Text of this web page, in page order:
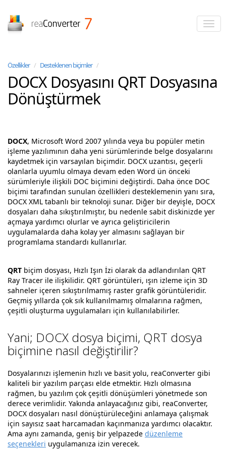
Özellikler / Desteklenen biçimler /
DOCX Dosyasını QRT Dosyasına
Dönüştürmek
DOCX, Microsoft Word 2007 yılında veya bu popüler metin
işleme yazılımının daha yeni sürümlerinde belge dosyalarını
kaydetmek için varsayılan biçimdir. DOCX uzantısı, geçerli
olanlarla uyumlu olmaya devam eden Word ün önceki
sürümleriyle ilişkili DOC biçimini değiştirdi. Daha önce DOC
biçimi tarafından sunulan özellikleri desteklemenin yanı sıra,
DOCX XML tabanlı bir teknoloji sunar. Diğer bir deyişle, DOCX
dosyaları daha sıkıştırılmıştır, bu nedenle sabit diskinizde yer
açmaya yardımcı olurlar ve ayrıca geliştiricilerin
uygulamalarda daha kolay yer almasını sağlayan bir
programlama standardı kullanırlar.
QRT biçim dosyası, Hızlı Işın İzi olarak da adlandırılan QRT
Ray Tracer ile ilişkilidir. QRT görüntüleri, ışın izleme için 3D
sahneler içeren sıkıştırılmamış raster grafik görüntüleridir.
Geçmiş yıllarda çok sık kullanılmamış olmalarına rağmen,
çeşitli oluşturma uygulamaları için kullanılabilirler.
Yani; DOCX dosya biçimi, QRT dosya
biçimine nasıl değiştirilir?
Dosyalarınızı işlemenin hızlı ve basit yolu, reaConverter gibi
kaliteli bir yazılım parçası elde etmektir. Hızlı olmasına
rağmen, bu yazılım çok çeşitli dönüşümleri yönetmede son
derece verimlidir. Yakında anlayacağınız gibi, reaConverter,
DOCX dosyaları nasıl dönüştürüleceğini anlamaya çalışmak
için sayısız saat harcamadan kaçınmanıza yardımcı olacaktır.
Ama aynı zamanda, geniş bir yelpazede düzenleme
seçenekleri uygulamanıza izin verecek.